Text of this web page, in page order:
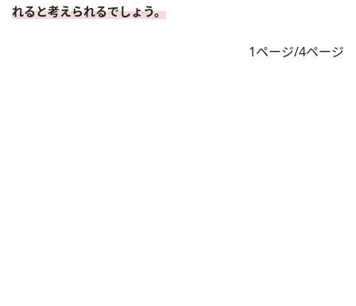
れると考えられるでしょう。
1ページ/4ページ